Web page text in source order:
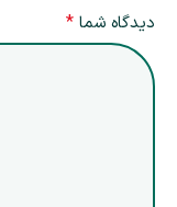
دیدگاه شما *